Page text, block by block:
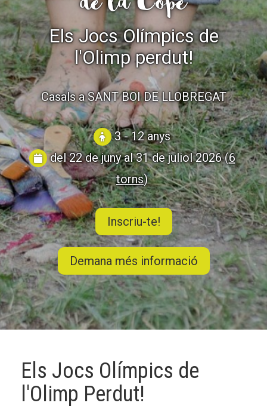
Els Jocs Olímpics de
l'Olimp perdut!
Casals a SANT BOI DE LLOBREGAT
3 - 12 anys
del 22 de juny al 31 de juliol 2026 (6
torns)
Inscriu-te!
Demana més informació
Els Jocs Olímpics de
l'Olimp Perdut!
CASES DE COLÒNIES
ACCIÓ SOCIAL I JOVES
ESPLAIS
SUPORT TERCER SECTOR
CONEIX FUNDESPLAI
L'equip
Missió i valors